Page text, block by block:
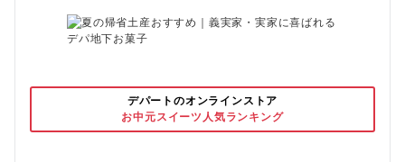
デパートのオンラインストア
お中元スイーツ人気ランキング